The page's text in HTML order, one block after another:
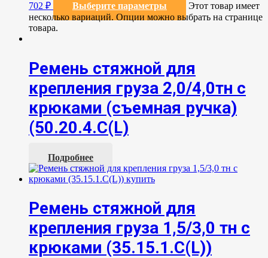
702 ₽ Выберите параметры
Этот товар имеет
несколько вариаций. Опции можно выбрать на странице
товара.
Ремень стяжной для
крепления груза 2,0/4,0тн с
крюками (съемная ручка)
(50.20.4.С(L)
Подробнее
Ремень стяжной для
крепления груза 1,5/3,0 тн с
крюками (35.15.1.C(L))